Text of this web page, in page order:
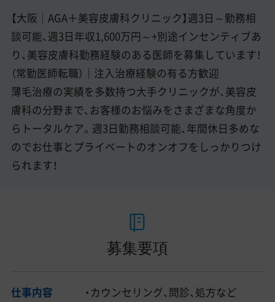
【大阪｜AGA＋美容皮膚科クリニック】週3日～勤務相
談可能、週3日年収1,600万円～+別途インセンティブあ
り、美容皮膚科勤務経験のある医師を募集しています！
（常勤医師転職）｜注入治療経験の有る方歓迎
薄毛治療の実績を多数持つ大手クリニックが、美容皮
膚科の分野まで、お客様のお悩みをさまざまな角度か
らトータルケア。週3日勤務相談可能、年間休日多めな
のでお仕事とプライベートのオンオフをしっかりつけ
られます！
募集要項
仕事内容
・カウンセリング、問診、処方など